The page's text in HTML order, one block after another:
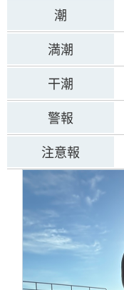
潮
満潮
干潮
警報
注意報